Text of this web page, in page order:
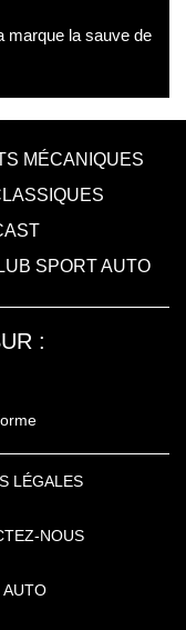
marque la sauve de
MÉCANIQUES
SPORT AUTO
:
LÉGALES
NOUS